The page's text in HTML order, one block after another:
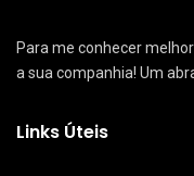
Para me conhecer
a sua companhia! Um
Links Úteis